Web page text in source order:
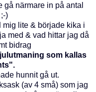
närmare in på antal
)
lite & började kika i
med & vad hittar jag då
bidrag
som kallas
hunnit gå ut.
(av 4 små) som jag